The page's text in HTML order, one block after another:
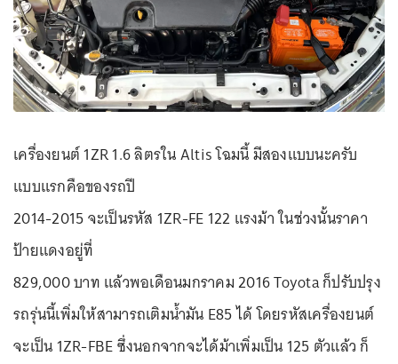
เครื่องยนต์ 1ZR 1.6 ลิตรใน Altis โฉมนี้ มีสองแบบนะครับ
แบบแรกคือของรถปี
2014-2015 จะเป็นรหัส 1ZR-FE 122 แรงม้า ในช่วงนั้นราคา
ป้ายแดงอยู่ที่
829,000 บาท แล้วพอเดือนมกราคม 2016 Toyota ก็ปรับปรุง
รถรุ่นนี้เพิ่มให้สามารถเติมน้ำมัน E85 ได้ โดยรหัสเครื่องยนต์
จะเป็น 1ZR-FBE ซึ่งนอกจากจะได้ม้าเพิ่มเป็น 125 ตัวแล้ว ก็